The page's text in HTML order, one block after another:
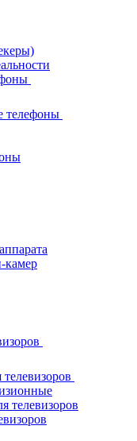
телефоны
камер
телевизоров